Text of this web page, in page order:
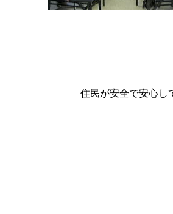
住民が安全で安心し
ご協力・お